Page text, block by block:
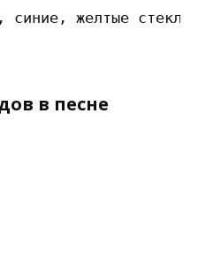
cиниe, жeлтыe cтeклa
в песне